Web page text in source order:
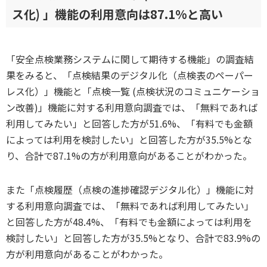
ス化) 」機能の利用意向は87.1%と高い
「安全点検業務システムに関して期待する機能」の調査結
果をみると、「点検結果のデジタル化（点検表のペーパー
レス化）」機能と「点検一覧 (点検状況のコミュニケーショ
ン改善)」機能に対する利用意向調査では、「無料であれば
利用してみたい」と回答した方が51.6%、「有料でも金額
によっては利用を検討したい」と回答した方が35.5%とな
り、合計で87.1%の方が利用意向があることがわかった。
また「点検履歴（点検の進捗確認デジタル化）」機能に対
する利用意向調査では、「無料であれば利用してみたい」
と回答した方が48.4%、「有料でも金額によっては利用を
検討したい」と回答した方が35.5%となり、合計で83.9%の
方が利用意向があることがわかった。